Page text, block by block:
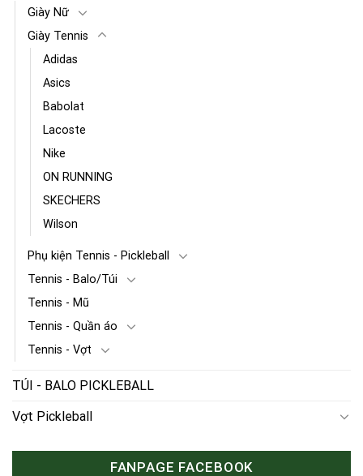
Giày Nữ
Giày Tennis
Adidas
Asics
Babolat
Lacoste
Nike
ON RUNNING
SKECHERS
Wilson
Phụ kiện Tennis - Pickleball
Tennis - Balo/Túi
Tennis - Mũ
Tennis - Quần áo
Tennis - Vợt
TÚI - BALO PICKLEBALL
Vợt Pickleball
FANPAGE FACEBOOK